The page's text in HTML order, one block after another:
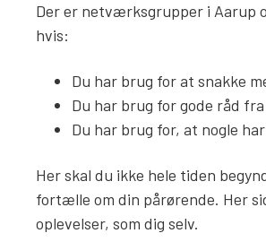
Der er netværksgrupper i Aarup
hvis:
Du har brug for at snakke
Du har brug for gode råd
Du har brug for, at nogle
Her skal du ikke hele tiden
fortælle om din pårørende. Her
oplevelser, som dig selv.